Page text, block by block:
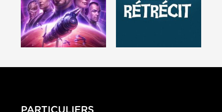
PARTICULIERS